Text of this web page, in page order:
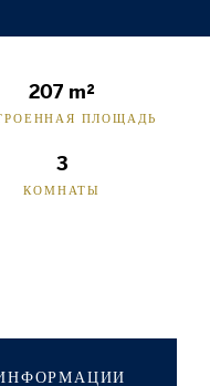
207 m²
ПЛОЩАДЬ
3
КОМНАТЫ